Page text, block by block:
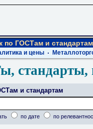
по ГОСТам и стандартам
и цены
стандарты,
и стандартам
по дате по